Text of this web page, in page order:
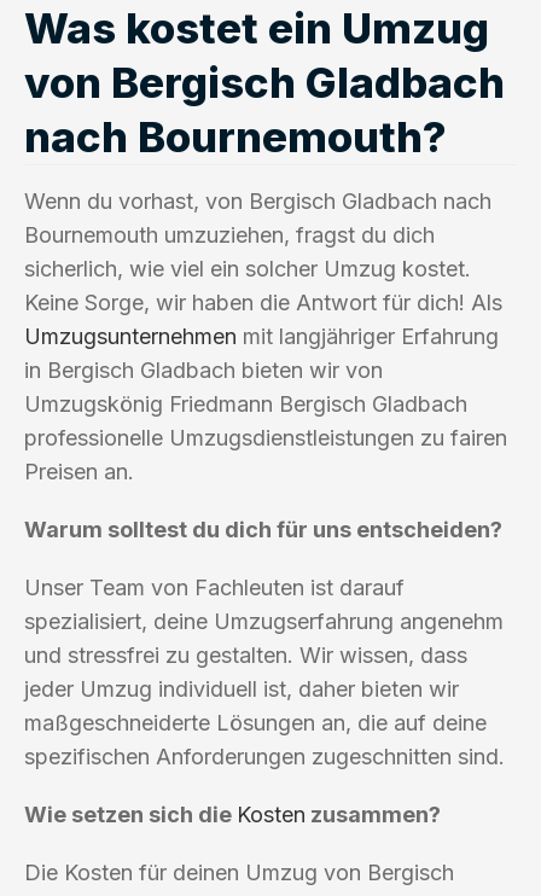
Was kostet ein Umzug
von Bergisch Gladbach
nach Bournemouth?
Wenn du vorhast, von Bergisch Gladbach nach
Bournemouth umzuziehen, fragst du dich
sicherlich, wie viel ein solcher Umzug kostet.
Keine Sorge, wir haben die Antwort für dich! Als
Umzugsunternehmen mit langjähriger Erfahrung
in Bergisch Gladbach bieten wir von
Umzugskönig Friedmann Bergisch Gladbach
professionelle Umzugsdienstleistungen zu fairen
Preisen an.
Warum solltest du dich für uns entscheiden?
Unser Team von Fachleuten ist darauf
spezialisiert, deine Umzugserfahrung angenehm
und stressfrei zu gestalten. Wir wissen, dass
jeder Umzug individuell ist, daher bieten wir
maßgeschneiderte Lösungen an, die auf deine
spezifischen Anforderungen zugeschnitten sind.
Wie setzen sich die Kosten zusammen?
Die Kosten für deinen Umzug von Bergisch